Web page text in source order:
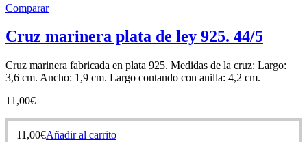
Comparar
Cruz marinera plata de ley 925. 44/5
Cruz marinera fabricada en plata 925. Medidas de la cruz: Largo:
3,6 cm. Ancho: 1,9 cm. Largo contando con anilla: 4,2 cm.
11,00€
11,00€Añadir al carrito